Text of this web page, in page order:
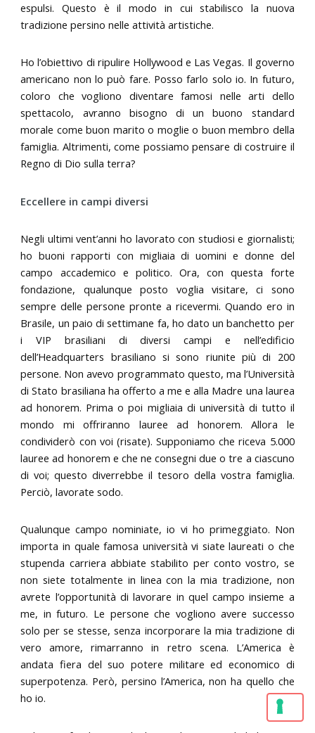
espulsi. Questo è il modo in cui stabilisco la nuova
tradizione persino nelle attività artistiche.
Ho l’obiettivo di ripulire Hollywood e Las Vegas. Il governo
americano non lo può fare. Posso farlo solo io. In futuro,
coloro che vogliono diventare famosi nelle arti dello
spettacolo, avranno bisogno di un buono standard
morale come buon marito o moglie o buon membro della
famiglia. Altrimenti, come possiamo pensare di costruire il
Regno di Dio sulla terra?
Eccellere in campi diversi
Negli ultimi vent’anni ho lavorato con studiosi e giornalisti;
ho buoni rapporti con migliaia di uomini e donne del
campo accademico e politico. Ora, con questa forte
fondazione, qualunque posto voglia visitare, ci sono
sempre delle persone pronte a ricevermi. Quando ero in
Brasile, un paio di settimane fa, ho dato un banchetto per
i VIP brasiliani di diversi campi e nell’edificio
dell’Headquarters brasiliano si sono riunite più di 200
persone. Non avevo programmato questo, ma l’Università
di Stato brasiliana ha offerto a me e alla Madre una laurea
ad honorem. Prima o poi migliaia di università di tutto il
mondo mi offriranno lauree ad honorem. Allora le
condividerò con voi (risate). Supponiamo che riceva 5.000
lauree ad honorem e che ne consegni due o tre a ciascuno
di voi; questo diverrebbe il tesoro della vostra famiglia.
Perciò, lavorate sodo.
Qualunque campo nominiate, io vi ho primeggiato. Non
importa in quale famosa università vi siate laureati o che
stupenda carriera abbiate stabilito per conto vostro, se
non siete totalmente in linea con la mia tradizione, non
avrete l’opportunità di lavorare in quel campo insieme a
me, in futuro. Le persone che vogliono avere successo
solo per se stesse, senza incorporare la mia tradizione di
vero amore, rimarranno in retro scena. L’America è
andata fiera del suo potere militare ed economico di
superpotenza. Però, persino l’America, non ha quello che
ho io.